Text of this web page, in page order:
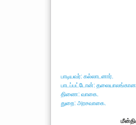
பாடியவர்: கல்லாடனார்.
பாடப்பட்டோன்:
திணை: வாகை.
துறை: அரசவாகை.